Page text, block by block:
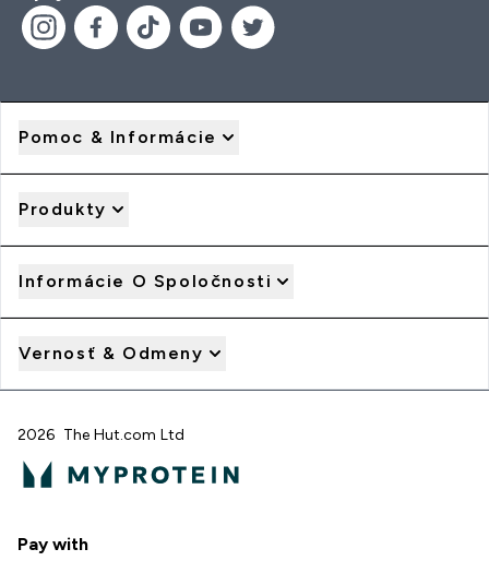
Pomoc & Informácie
Produkty
Informácie O Spoločnosti
Vernosť & Odmeny
2026 The Hut.com Ltd
Pay with